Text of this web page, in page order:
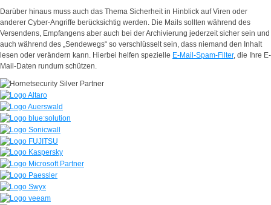
Darüber hinaus muss auch das Thema Sicherheit in Hinblick auf Viren oder
anderer Cyber-Angriffe berücksichtig werden. Die Mails sollten während des
Versendens, Empfangens aber auch bei der Archivierung jederzeit sicher sein und
auch während des „Sendewegs“ so verschlüsselt sein, dass niemand den Inhalt
lesen oder verändern kann. Hierbei helfen spezielle E-Mail-Spam-Filter, die Ihre E-
Mail-Daten rundum schützen.